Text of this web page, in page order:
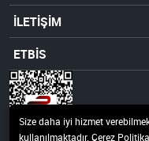
İLETİŞİM
ETBİS
Size daha iyi hizmet
kullanılmaktadır. Çerez